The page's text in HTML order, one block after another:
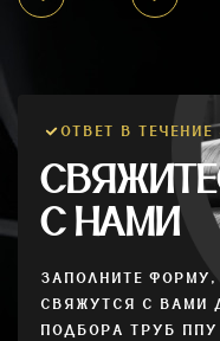
ОТВЕТ В
С НАМИ
ЗАПОЛНИТЕ
СВЯЖУТСЯ С ВАМИ
ПОДБОРА ТРУБ